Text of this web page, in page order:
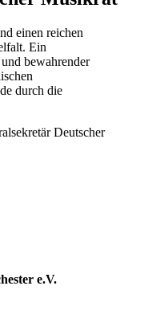
einen reichen
Ein
bewahrender
durch die
Deutscher
e.V.